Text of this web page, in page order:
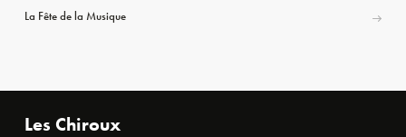
La Fête de la Musique
Les Chiroux